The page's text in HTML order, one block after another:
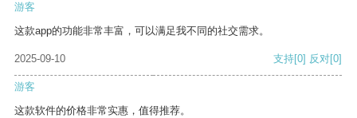
游客
这款app的功能非常丰富，可以满足我不同的社交需求。
2025-09-10 支持[0] 反对[0]
游客
这款软件的价格非常实惠，值得推荐。